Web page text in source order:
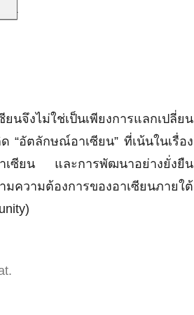
งไม่ใช่เป็นเพียงการแลกเปลี่ยน
“อัตลักษณ์อาเซียน” ที่เน้นในเรื่อง
าเซียน และการพัฒนาอย่างยั่งยืน
วามต้องการของอาเซียนภายใต้